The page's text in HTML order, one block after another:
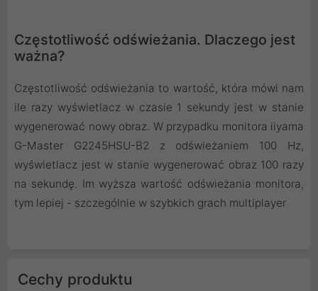
Częstotliwość odświeżania. Dlaczego jest
ważna?
Częstotliwość odświeżania to wartość, która mówi nam
ile razy wyświetlacz w czasie 1 sekundy jest w stanie
wygenerować nowy obraz. W przypadku monitora iiyama
G-Master G2245HSU-B2 z odświeżaniem 100 Hz,
wyświetlacz jest w stanie wygenerować obraz 100 razy
na sekundę. Im wyższa wartość odświeżania monitora,
tym lepiej - szczególnie w szybkich grach multiplayer
Cechy produktu